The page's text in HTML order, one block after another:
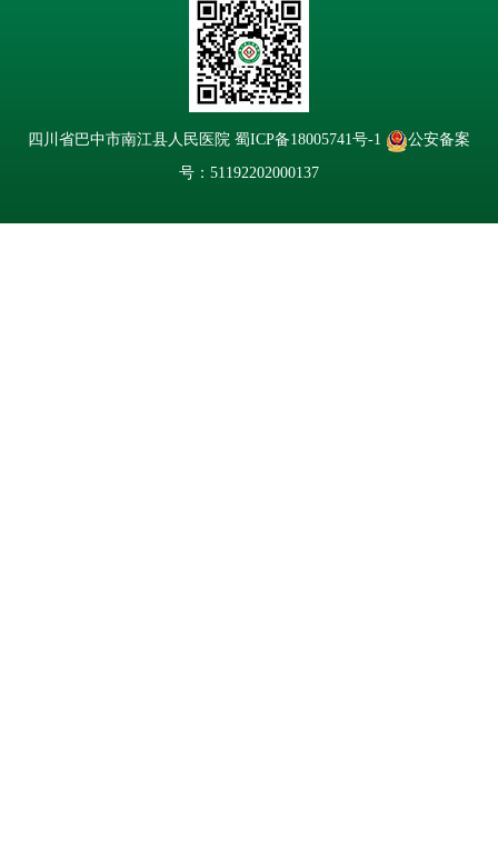
四川省巴中市南江县人民医院 蜀ICP备18005741号-1
公安备案
号：51192202000137